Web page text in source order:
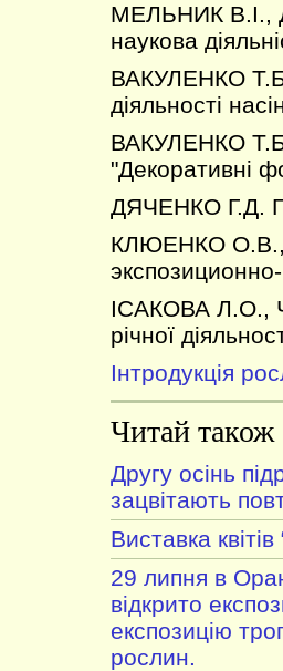
МЕЛЬНИК В.І.,
наукова
ВАКУЛЕНКО
діяльності
ВАКУЛЕНКО
"Декоративні
ДЯЧЕНКО Г.Д.
КЛЮЕНКО О.В.,
ІСАКОВА Л.О.,
річної
Інтродукція
Читай також
Другу осінь
зацвітають
Виставка
29 липня в
відкрито
експозицію
рослин.